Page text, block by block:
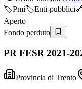
🏷️Pmi🏷️Enti-pubblici🔗
Aperto
Fondo perduto
PR FESR 2021-
Provincia di Trento